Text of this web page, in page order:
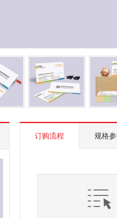
订购流程 规格